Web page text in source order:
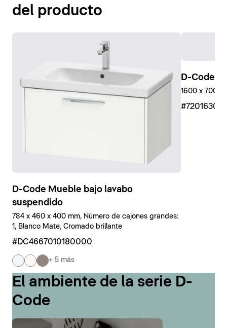
del producto
D-Code Mueble bajo lavabo
suspendido
784 x 460 x 400 mm, Número de cajones grandes:
1, Blanco Mate, Cromado brillante
#DC4667010180000
+ 5 más
D-Code
1600 x 700
El ambiente de la serie D-
Code